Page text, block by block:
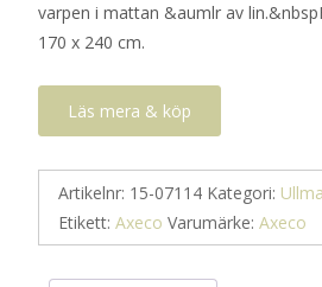
varpen i mattan &aumlr av
170 x 240 cm.
Läs mera & köp
Artikelnr: 15-07114 Kategori:
Etikett: Axeco Varumärke: Axeco